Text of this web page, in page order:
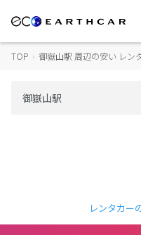
TOP › 御嶽山駅 周辺の安い レン
レンタカー